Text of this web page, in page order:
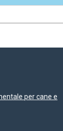
per cane e